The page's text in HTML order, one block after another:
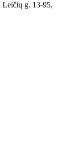
Leičių g. 13-95,